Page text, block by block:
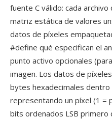
fuente C válido: cada
matriz estática de valores
datos de píxeles
#define qué especifican el
punto activo opcionales
imagen. Los datos de
bytes hexadecimales dentro
representando un píxel (1 =
bits ordenados LSB